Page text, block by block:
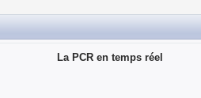
La PCR en temps réel